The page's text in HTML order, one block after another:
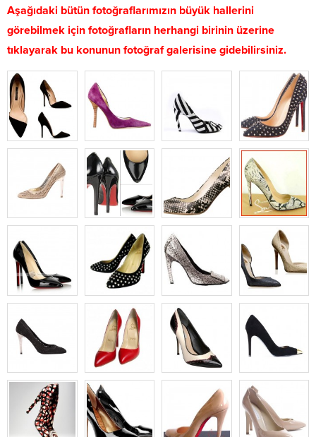
Aşağıdaki bütün fotoğraflarımızın büyük hallerini
görebilmek için fotoğrafların herhangi birinin üzerine
tıklayarak bu konunun fotoğraf galerisine gidebilirsiniz.